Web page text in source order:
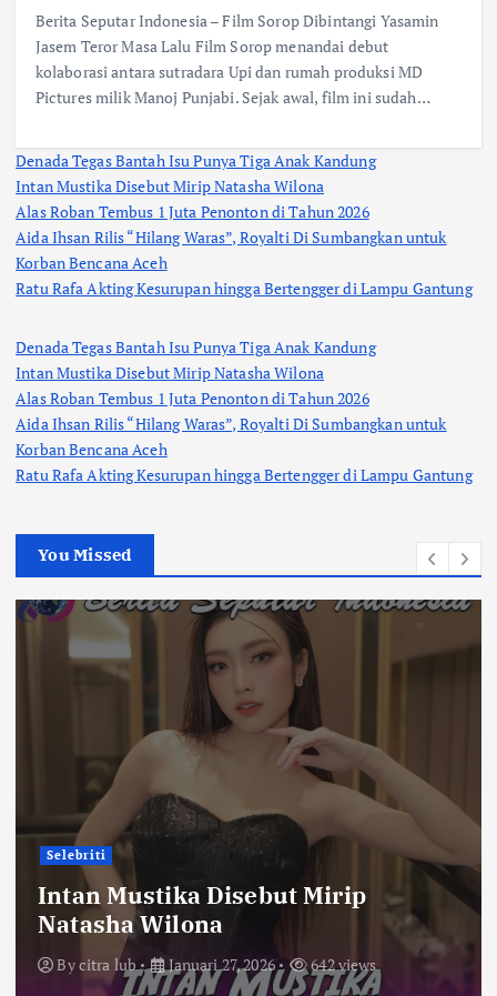
Berita Seputar Indonesia – Film Sorop Dibintangi Yasamin
Jasem Teror Masa Lalu Film Sorop menandai debut
kolaborasi antara sutradara Upi dan rumah produksi MD
Pictures milik Manoj Punjabi. Sejak awal, film ini sudah…
Denada Tegas Bantah Isu Punya Tiga Anak Kandung
Intan Mustika Disebut Mirip Natasha Wilona
Alas Roban Tembus 1 Juta Penonton di Tahun 2026
Aida Ihsan Rilis “Hilang Waras”, Royalti Di Sumbangkan untuk
Korban Bencana Aceh
Ratu Rafa Akting Kesurupan hingga Bertengger di Lampu Gantung
Denada Tegas Bantah Isu Punya Tiga Anak Kandung
Intan Mustika Disebut Mirip Natasha Wilona
Alas Roban Tembus 1 Juta Penonton di Tahun 2026
Aida Ihsan Rilis “Hilang Waras”, Royalti Di Sumbangkan untuk
Korban Bencana Aceh
Ratu Rafa Akting Kesurupan hingga Bertengger di Lampu Gantung
You Missed
Selebriti
Intan Mustika Disebut Mirip
Natasha Wilona
Bycitra lub Januari 27, 2026 642 views